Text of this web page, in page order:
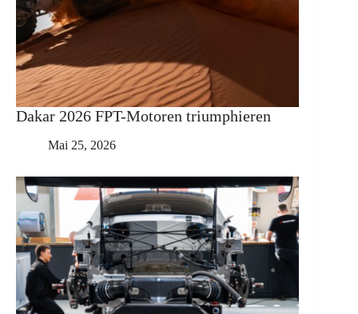
Dakar 2026 FPT-Motoren triumphieren
Mai 25, 2026